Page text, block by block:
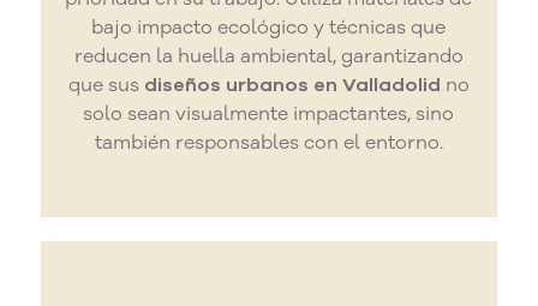
bajo impacto ecológico y técnicas que
reducen la huella ambiental, garantizando
que sus diseños urbanos en Valladolid no
solo sean visualmente impactantes, sino
también responsables con el entorno.